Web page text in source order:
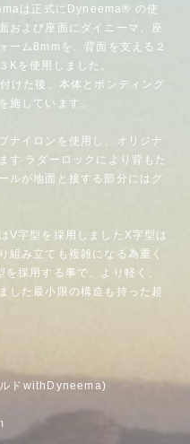
は正式にDyneema® の使
および座面にダイニーマ、座
ーム8mmを、背面を支える２
Kを使用しました。
けた後、本体とボンディング
施しています。
ナイロンを使用し、オリジナ
す ラダーロックにより背もた
ルが地面と接する部分にはグ
V字型を採用しましたX字型は
組み立ても複雑になる為重く
採用する事で、より軽く、
した最小限の構造も持った超
ドwithDyneema)